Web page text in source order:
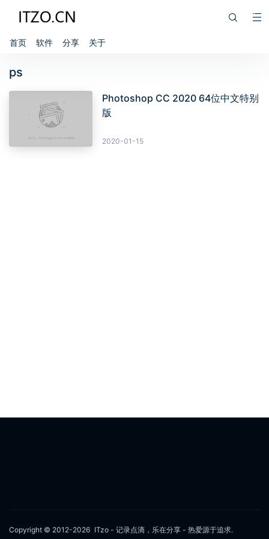
首页 软件 分享 关于
ps
Photoshop CC 2020 64位中文特别
版
2020-01-15
Copyright © 2012-2026 ITzo - 记录点滴，乐在分享 - 热爱源于追求.